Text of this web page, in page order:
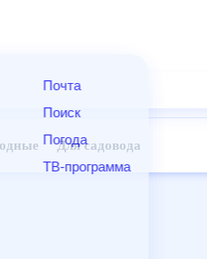
Почта
Поиск
Погода
ТВ-программа
Выходные Для садовода